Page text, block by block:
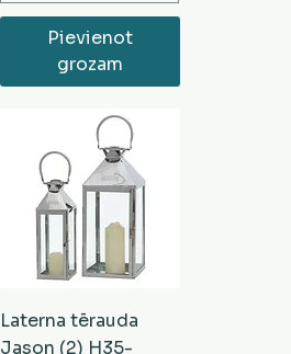
Pievienot
grozam
Laterna tērauda
Jason (2) H35-